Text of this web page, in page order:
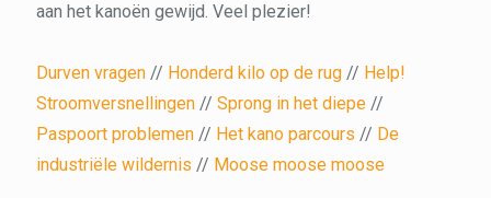
aan het kanoën gewijd. Veel plezier!
Durven vragen // Honderd kilo op de rug // Help!
Stroomversnellingen // Sprong in het diepe //
Paspoort problemen // Het kano parcours // De
industriële wildernis // Moose moose moose